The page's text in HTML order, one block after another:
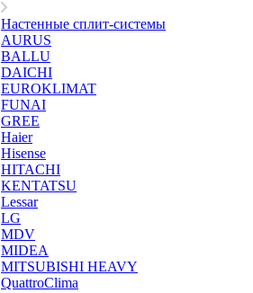
Настенные сплит-системы
AURUS
BALLU
DAICHI
EUROKLIMAT
FUNAI
GREE
Haier
Hisense
HITACHI
KENTATSU
Lessar
LG
MDV
MIDEA
MITSUBISHI HEAVY
QuattroClima